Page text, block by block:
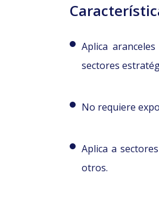
Aplica
sectores
No requiere
Aplica a
otros.